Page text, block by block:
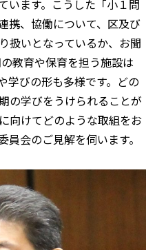
います。こうした「小１問
携、協働について、区及び
扱いとなっているか、お聞
教育や保育を担う施設は
学びの形も多様です。どの
の学びをうけられることが
向けてどのような取組をお
員会のご見解を伺います。